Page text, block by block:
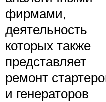
фирмами,
деятельность
которых также
представляет
ремонт
и генераторов